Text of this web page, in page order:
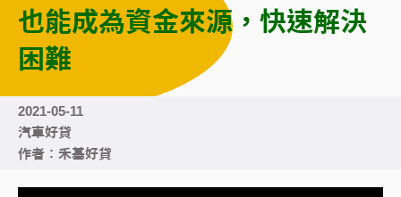
汽車好貸
也能成為資金來源，快速解決
困難
2021-05-11
汽車好貸
作者：禾基好貸